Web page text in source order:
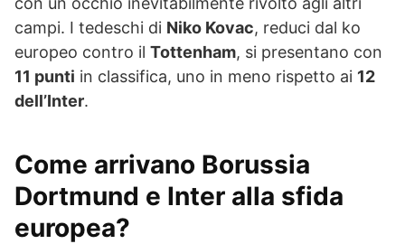
campi. I tedeschi di Niko Kovac, reduci dal ko
europeo contro il Tottenham, si presentano con
11 punti in classifica, uno in meno rispetto ai 12
dell’Inter.
Come arrivano Borussia
Dortmund e Inter alla sfida
europea?